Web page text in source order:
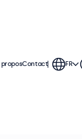
proposContact FR